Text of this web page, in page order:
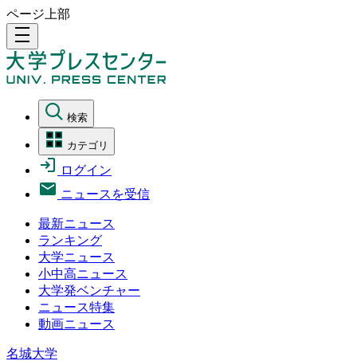
ページ上部
density_medium
検索
カテゴリ
ログイン
ニュースを受信
最新ニュース
ランキング
大学ニュース
小中高ニュース
大学発ベンチャー
ニュース特集
動画ニュース
名城大学